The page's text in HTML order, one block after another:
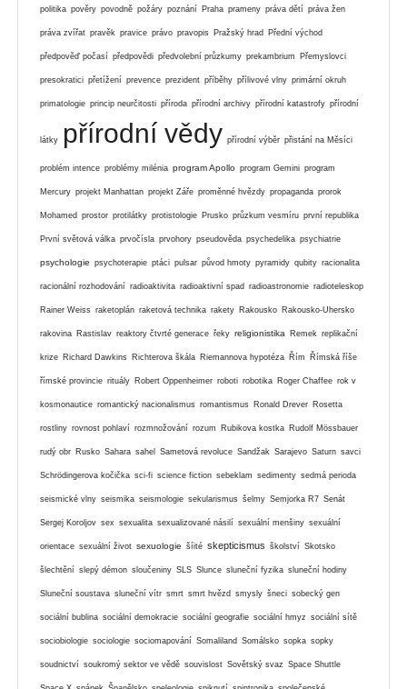
politika pověry povodně požáry poznání Praha prameny práva dětí práva žen
práva zvířat pravěk pravice právo pravopis Pražský hrad Přední východ
předpověď počasí předpovědi předvolební průzkumy prekambrium Přemyslovci
presokratici přetížení prevence prezident příběhy přílivové vlny primární okruh
primatologie princip neurčitosti příroda přírodní archivy přírodní katastrofy přírodní
látky přírodní vědy přírodní výběr přistání na Měsíci
problém intence problémy milénia program Apollo program Gemini program
Mercury projekt Manhattan projekt Záře proměnné hvězdy propaganda prorok
Mohamed prostor protilátky protistologie Prusko průzkum vesmíru první republika
První světová válka prvočísla prvohory pseudověda psychedelika psychiatrie
psychologie psychoterapie ptáci pulsar původ hmoty pyramidy qubity racionalita
racionální rozhodování radioaktivita radioaktivní spad radioastronomie radioteleskop
Rainer Weiss raketoplán raketová technika rakety Rakousko Rakousko-Uhersko
rakovina Rastislav reaktory čtvrté generace řeky religionistika Remek replikační
krize Richard Dawkins Richterova škála Riemannova hypotéza Řím Římská říše
římské provincie rituály Robert Oppenheimer roboti robotika Roger Chaffee rok v
kosmonautice romantický nacionalismus romantismus Ronald Drever Rosetta
rostliny rovnost pohlaví rozmnožování rozum Rubikova kostka Rudolf Mössbauer
rudý obr Rusko Sahara sahel Sametová revoluce Sandžak Sarajevo Saturn savci
Schrödingerova kočička sci-fi science fiction sebeklam sedimenty sedmá perioda
seismické vlny seismika seismologie sekularismus šelmy Semjorka R7 Senát
Sergej Koroljov sex sexualita sexualizované násilí sexuální menšiny sexuální
orientace sexuální život sexuologie šíité skepticismus školství Skotsko
šlechtění slepý démon sloučeniny SLS Slunce sluneční fyzika sluneční hodiny
Sluneční soustava sluneční vítr smrt smrt hvězd smysly šneci sobecký gen
sociální bublina sociální demokracie sociální geografie sociální hmyz sociální sítě
sociobiologie sociologie sociomapování Somaliland Somálsko sopka sopky
soudnictví soukromý sektor ve vědě souvislost Sovětský svaz Space Shuttle